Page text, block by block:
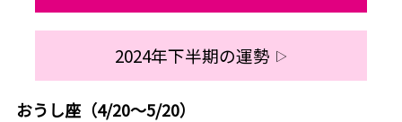
2024年下半期の運勢 ▷
おうし座（4/20～5/20）